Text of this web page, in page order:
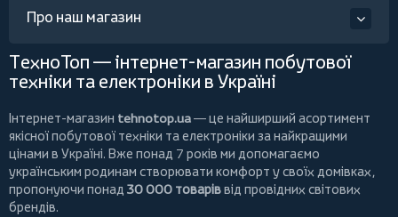
Про наш магазин
ТехноТоп — інтернет-магазин побутової
техніки та електроніки в Україні
Інтернет-магазин tehnotop.ua— це найширший асортимент
якісної побутової техніки та електроніки за найкращими
цінами в Україні. Вже понад 7 років ми допомагаємо
українським родинам створювати комфорт у своїх домівках,
пропонуючи понад 30 000 товаріввід провідних світових
брендів.